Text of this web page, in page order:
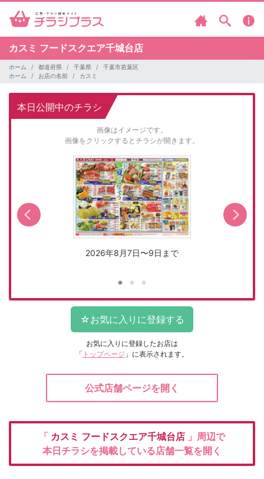
カスミ フードスクエア千城台店
ホーム 都道府県 千葉県
千葉市若葉区
ホーム
お店の名前 カスミ
本日公開中のチラシ
画像はイメージです。
画像をクリックするとチラシが開きます。
2026年8月7日〜9日まで
お気に入りに登録したお店は
「 トップページ 」に表示されます。
公式店舗ページを開く
「 カスミ フードスクエア千城台店 」周辺で
本日チラシを掲載している店舗一覧を開く